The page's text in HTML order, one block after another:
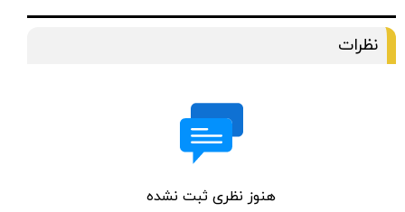
نظرات
هنوز نظری ثبت نشده